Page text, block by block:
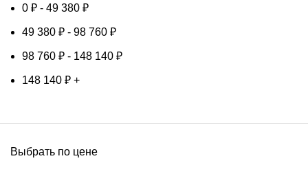
0 ₽ - 49 380 ₽
49 380 ₽ - 98 760 ₽
98 760 ₽ - 148 140 ₽
148 140 ₽ +
Выбрать по цене